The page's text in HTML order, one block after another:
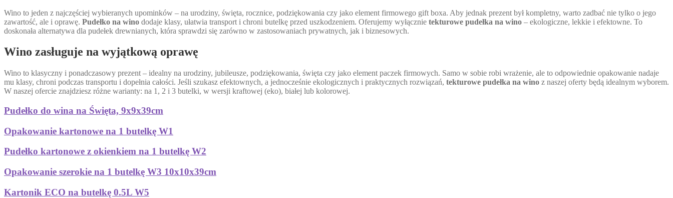
Wino to jeden z najczęściej wybieranych upominków – na urodziny, święta, rocznice, podziękowania czy jako element firmowego gift boxa. Aby jednak prezent był kompletny, warto zadbać nie tylko o jego
zawartość, ale i oprawę. Pudełko na wino dodaje klasy, ułatwia transport i chroni butelkę przed uszkodzeniem. Oferujemy wyłącznie tekturowe pudełka na wino – ekologiczne, lekkie i efektowne. To
doskonała alternatywa dla pudełek drewnianych, która sprawdzi się zarówno w zastosowaniach prywatnych, jak i biznesowych.
Wino zasługuje na wyjątkową oprawę
Wino to klasyczny i ponadczasowy prezent – idealny na urodziny, jubileusze, podziękowania, święta czy jako element paczek firmowych. Samo w sobie robi wrażenie, ale to odpowiednie opakowanie nadaje
mu klasy, chroni podczas transportu i dopełnia całości. Jeśli szukasz efektownych, a jednocześnie ekologicznych i praktycznych rozwiązań, tekturowe pudełka na wino z naszej oferty będą idealnym wyborem.
W naszej ofercie znajdziesz różne warianty: na 1, 2 i 3 butelki, w wersji kraftowej (eko), białej lub kolorowej.
Pudełko do wina na Święta, 9x9x39cm
Opakowanie kartonowe na 1 butelkę W1
Pudełko kartonowe z okienkiem na 1 butelkę W2
Opakowanie szerokie na 1 butelkę W3 10x10x39cm
Kartonik ECO na butelkę 0.5L W5